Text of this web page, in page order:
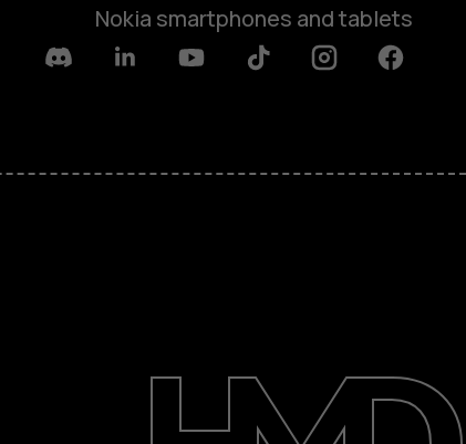
الدعم
Nokia smartphones and tablets
Facebook
Instagram
Tiktok
Youtube
Linkedin
Discord